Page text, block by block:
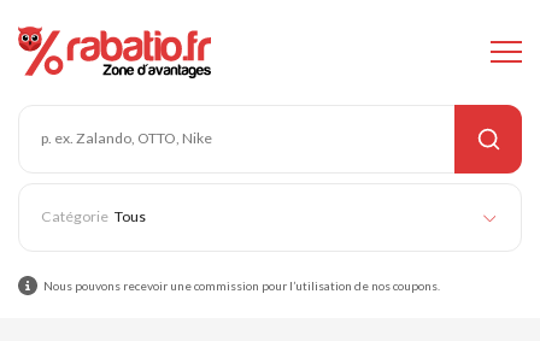
Tous
Nous pouvons recevoir une commission pour l’utilisation de nos coupons.